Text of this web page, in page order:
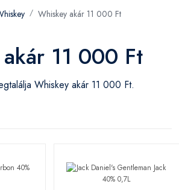
Whiskey akár 11 000 Ft
11 000 Ft
Whiskey akár 11 000 Ft.